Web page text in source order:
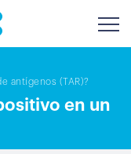
antígenos (TAR)?
en un